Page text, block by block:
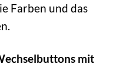
Farben und das
mit